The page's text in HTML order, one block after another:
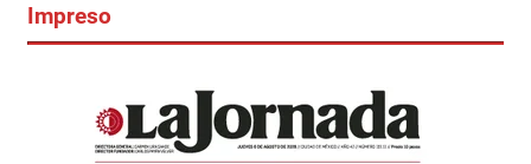
Impreso